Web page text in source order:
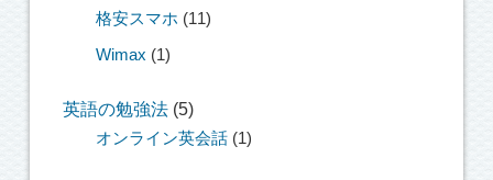
格安スマホ (11)
Wimax (1)
英語の勉強法(5)
オンライン英会話(1)